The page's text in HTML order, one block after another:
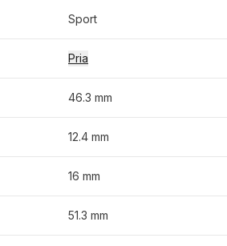
Sport
Pria
46.3 mm
12.4 mm
16 mm
51.3 mm